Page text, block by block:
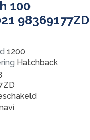
100
98369177ZD
1200
Hatchback